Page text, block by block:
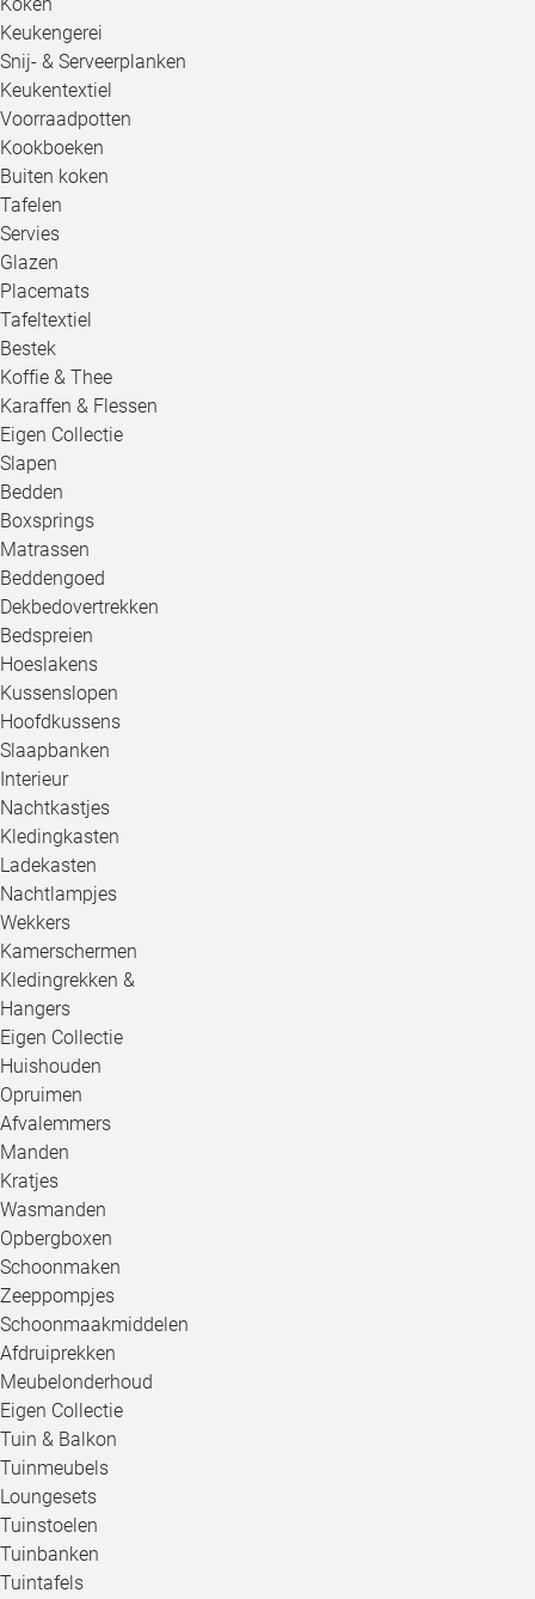
Keukengerei
Snij- & Serveerplanken
Keukentextiel
Voorraadpotten
Kookboeken
Buiten koken
Tafelen
Servies
Glazen
Placemats
Tafeltextiel
Bestek
Koffie & Thee
Karaffen & Flessen
Eigen Collectie
Slapen
Bedden
Boxsprings
Matrassen
Beddengoed
Dekbedovertrekken
Bedspreien
Hoeslakens
Kussenslopen
Hoofdkussens
Slaapbanken
Interieur
Nachtkastjes
Kledingkasten
Ladekasten
Nachtlampjes
Wekkers
Kamerschermen
Kledingrekken &
Hangers
Eigen Collectie
Huishouden
Opruimen
Afvalemmers
Manden
Kratjes
Wasmanden
Opbergboxen
Schoonmaken
Zeeppompjes
Schoonmaakmiddelen
Afdruiprekken
Meubelonderhoud
Eigen Collectie
Tuin & Balkon
Tuinmeubels
Loungesets
Tuinstoelen
Tuinbanken
Tuintafels